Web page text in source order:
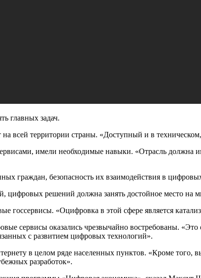
главных задач.
всей территории страны. «Доступный и в
имели необходимые навыки. «Отрасль
граждан, безопасность их взаимодействия в
цифровых решений должна занять достойное место
госсервисы. «Оцифровка в этой сфере является
сервисы оказались чрезвычайно востребованы. «Это
с развитием цифровых технологий».
в целом ряде населенных пунктов. «Кроме
разработок».